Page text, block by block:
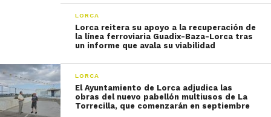
LORCA
Lorca reitera su apoyo a la recuperación de
la línea ferroviaria Guadix-Baza-Lorca tras
un informe que avala su viabilidad
LORCA
El Ayuntamiento de Lorca adjudica las
obras del nuevo pabellón multiusos de La
Torrecilla, que comenzarán en septiembre